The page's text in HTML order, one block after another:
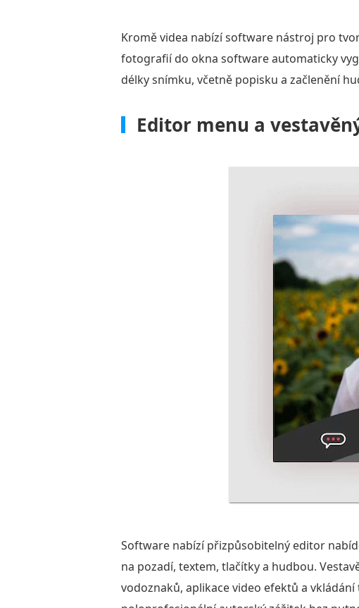
Kromě videa nabízí software nástroj pro
fotografií do okna software automaticky
délky snímku, včetně popisku a začlenění
Editor menu a
Software nabízí přizpůsobitelný editor
na pozadí, textem, tlačítky a hudbou.
vodoznaků, aplikace video efektů a